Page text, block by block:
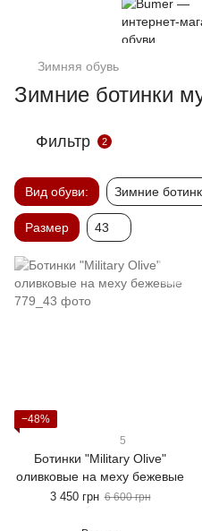
Зимняя обувь
Зимние ботинки
Фильтр 2
Вид обуви: Зимние
Размер 43
−48%
5
Ботинки "Military Olive"
оливковые на меху бежевые
3 450 грн 6 600 грн